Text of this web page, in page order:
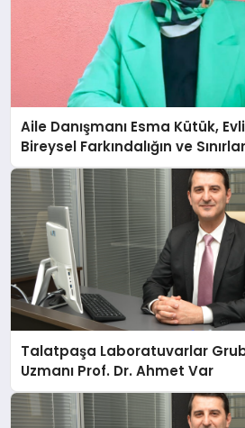
Aile Danışmanı Esma Kütük,
Bireysel Farkındalığın ve
Anlatıyor
Talatpaşa Laboratuvarlar
Uzmanı Prof. Dr. Ahmet Var